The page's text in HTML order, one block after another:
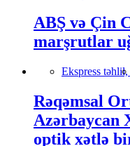
ABŞ və Çin
marşrutlar
Ekspress təhlil,
Rəqəmsal
Azərbaycan
optik xətlə